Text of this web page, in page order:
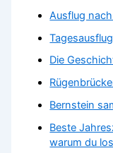
Ausflug
Die
Bernstein
Beste
warum du